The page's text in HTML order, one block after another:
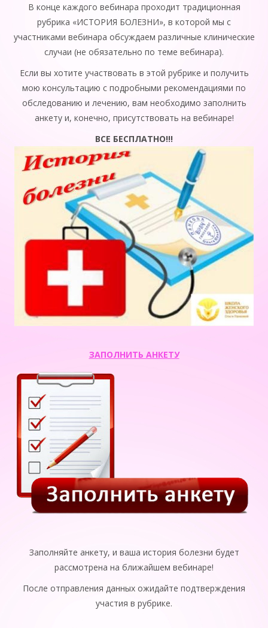
В конце каждого вебинара проходит традиционная
рубрика «ИСТОРИЯ БОЛЕЗНИ», в которой мы с
участниками вебинара обсуждаем различные клинические
случаи (не обязательно по теме вебинара).
Если вы хотите участвовать в этой рубрике и получить
мою консультацию с подробными рекомендациями по
обследованию и лечению, вам необходимо заполнить
анкету и, конечно, присутствовать на вебинаре!
ВСЕ БЕСПЛАТНО!!!
ЗАПОЛНИТЬ АНКЕТУ
Заполняйте анкету, и ваша история болезни будет
рассмотрена на ближайшем вебинаре!
После отправления данных ожидайте подтверждения
участия в рубрике.